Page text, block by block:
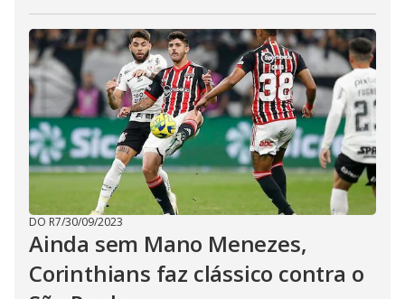
DO R7/30/09/2023
Ainda sem Mano Menezes,
Corinthians faz clássico contra o